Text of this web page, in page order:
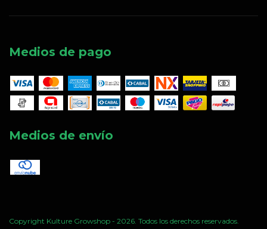
Medios de pago
Medios de envío
Copyright Kulture Growshop - 2026. Todos los derechos reservados.